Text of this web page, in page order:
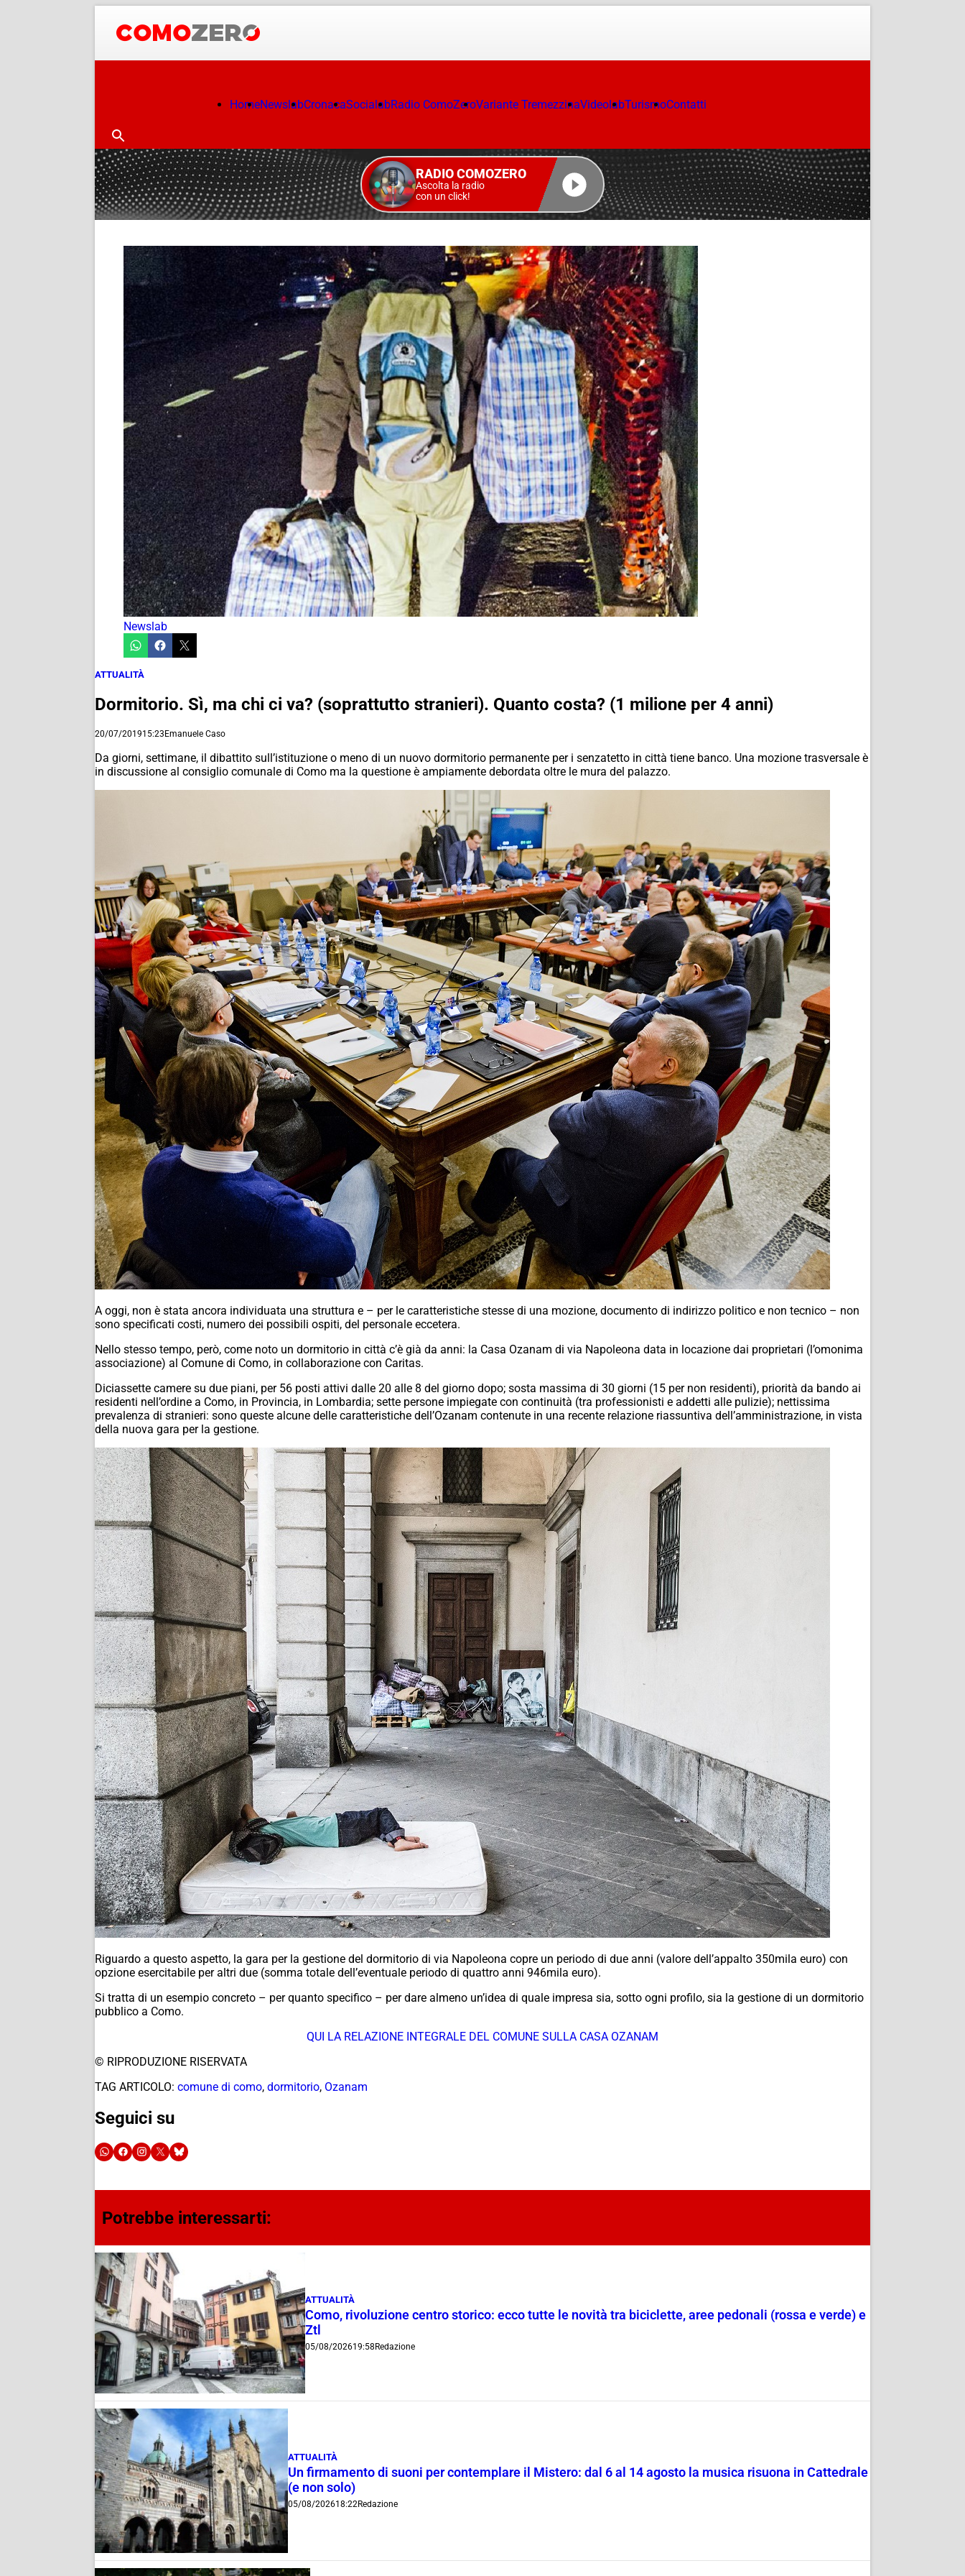
HomeNewslabCronacaSocialabRadio ComoZeroVariante TremezzinaVideolabTurismoContatti
RADIO COMOZERO
Ascolta la radio
con un click!
Newslab
ATTUALITÀ
Dormitorio. Sì, ma chi ci va? (soprattutto stranieri). Quanto costa? (1 milione per 4 anni)
20/07/201915:23Emanuele Caso
Da giorni, settimane, il dibattito sull’istituzione o meno di un nuovo dormitorio permanente per i senzatetto in città tiene banco. Una mozione trasversale è
in discussione al consiglio comunale di Como ma la questione è ampiamente debordata oltre le mura del palazzo.
A oggi, non è stata ancora individuata una struttura e – per le caratteristiche stesse di una mozione, documento di indirizzo politico e non tecnico – non
sono specificati costi, numero dei possibili ospiti, del personale eccetera.
Nello stesso tempo, però, come noto un dormitorio in città c’è già da anni: la Casa Ozanam di via Napoleona data in locazione dai proprietari (l’omonima
associazione) al Comune di Como, in collaborazione con Caritas.
Diciassette camere su due piani, per 56 posti attivi dalle 20 alle 8 del giorno dopo; sosta massima di 30 giorni (15 per non residenti), priorità da bando ai
residenti nell’ordine a Como, in Provincia, in Lombardia; sette persone impiegate con continuità (tra professionisti e addetti alle pulizie); nettissima
prevalenza di stranieri: sono queste alcune delle caratteristiche dell’Ozanam contenute in una recente relazione riassuntiva dell’amministrazione, in vista
della nuova gara per la gestione.
Riguardo a questo aspetto, la gara per la gestione del dormitorio di via Napoleona copre un periodo di due anni (valore dell’appalto 350mila euro) con
opzione esercitabile per altri due (somma totale dell’eventuale periodo di quattro anni 946mila euro).
Si tratta di un esempio concreto – per quanto specifico – per dare almeno un’idea di quale impresa sia, sotto ogni profilo, sia la gestione di un dormitorio
pubblico a Como.
QUI LA RELAZIONE INTEGRALE DEL COMUNE SULLA CASA OZANAM
© RIPRODUZIONE RISERVATA
TAG ARTICOLO: comune di como, dormitorio, Ozanam
Seguici su
Potrebbe interessarti:
ATTUALITÀ
Como, rivoluzione centro storico: ecco tutte le novità tra biciclette, aree pedonali (rossa e verde) e
Ztl
05/08/202619:58Redazione
ATTUALITÀ
Un firmamento di suoni per contemplare il Mistero: dal 6 al 14 agosto la musica risuona in Cattedrale
(e non solo)
05/08/202618:22Redazione